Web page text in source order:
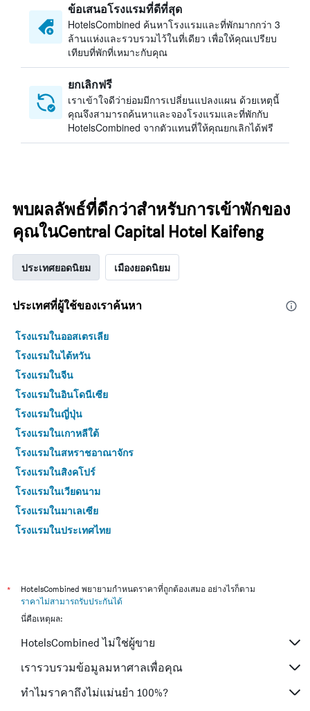
ข้อเสนอโรงแรมที่ดีที่สุด
HotelsCombined ค้นหาโรงแรมและที่พักมากกว่า 3
ล้านแห่งและรวบรวมไว้ในที่เดียว เพื่อให้คุณเปรียบ
เทียบที่พักที่เหมาะกับคุณ
ยกเลิกฟรี
เราเข้าใจดีว่าย่อมมีการเปลี่ยนแปลงแผน ด้วยเหตุนี้
คุณจึงสามารถค้นหาและจองโรงแรมและที่พักกับ
HotelsCombined จากตัวแทนที่ให้คุณยกเลิกได้ฟรี
พบผลลัพธ์ที่ดีกว่าสำหรับการเข้าพักของ
คุณในCentral Capital Hotel Kaifeng
ประเทศยอดนิยม เมืองยอดนิยม
ประเทศที่ผู้ใช้ของเราค้นหา
โรงแรมในออสเตรเลีย
โรงแรมในไต้หวัน
โรงแรมในจีน
โรงแรมในอินโดนีเซีย
โรงแรมในญี่ปุ่น
โรงแรมในเกาหลีใต้
โรงแรมในสหราชอาณาจักร
โรงแรมในสิงคโปร์
โรงแรมในเวียดนาม
โรงแรมในมาเลเซีย
โรงแรมในประเทศไทย
*
HotelsCombined พยายามกำหนดราคาที่ถูกต้องเสมอ อย่างไรก็ตาม
ราคาไม่สามารถรับประกันได้
นี่คือเหตุผล:
HotelsCombined ไม่ใช่ผู้ขาย
เรารวบรวมข้อมูลมหาศาลเพื่อคุณ
ทำไมราคาถึงไม่แม่นยำ 100%?